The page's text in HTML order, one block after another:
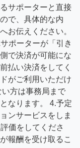
サポーターと直接
で、具体的な内
お伝えください。
ポーターが「引き
で決済が可能にな
払い決済をしてく
がご利用いただけ
方は事務局まで
なります。 4.予定
ンサービスをしま
価をしてくださ
報酬を受け取るこ